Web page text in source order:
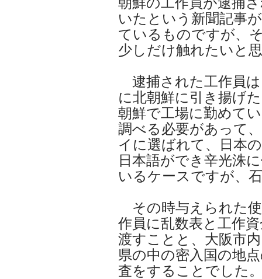
いたという新聞記事
ているものですが、
少しだけ触れたいと
逮捕された工作員
に北朝鮮に引き揚げ
朝鮮で工場に勤めて
調べる必要があって
イに選ばれて、日本
日本語ができ辛光洙
いるケースですが、
その時与えられた
作員に乱数表と工作
渡すことと、大阪市
県の中の密入国の地
査をすることでした